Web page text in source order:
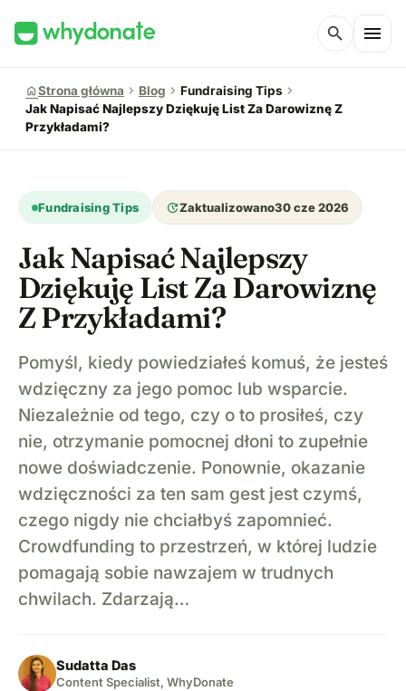
search menu
homeStrona główna chevron_right Blog chevron_right Fundraising Tips chevron_right
Jak Napisać Najlepszy Dziękuję List Za Darowiznę Z
Przykładami?
Fundraising Tips updateZaktualizowano30 cze 2026
Jak Napisać Najlepszy
Dziękuję List Za Darowiznę
Z Przykładami?
Pomyśl, kiedy powiedziałeś komuś, że jesteś
wdzięczny za jego pomoc lub wsparcie.
Niezależnie od tego, czy o to prosiłeś, czy
nie, otrzymanie pomocnej dłoni to zupełnie
nowe doświadczenie. Ponownie, okazanie
wdzięczności za ten sam gest jest czymś,
czego nigdy nie chciałbyś zapomnieć.
Crowdfunding to przestrzeń, w której ludzie
pomagają sobie nawzajem w trudnych
chwilach. Zdarzają…
Sudatta Das
Content Specialist, WhyDonate